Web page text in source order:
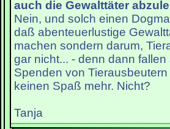
auch die Gewalttäter
Nein, und solch einen
daß abenteuerlustige
machen sondern darum,
gar nicht... - denn dann
Spenden von
keinen Spaß mehr. Nicht?
Tanja